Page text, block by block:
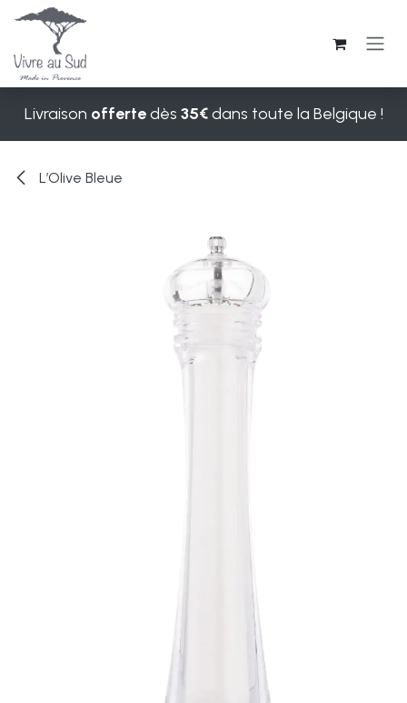
Se rendre au contenu
Livraison offertedès 35€dans toute la Belgique !
L’Olive Bleue